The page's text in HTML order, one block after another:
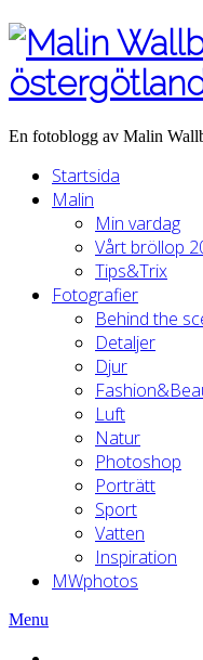
En fotoblogg av Malin
Startsida
Malin
Min vardag
Vårt bröllop
Tips&Trix
Fotografier
Behind the
Detaljer
Djur
Luft
Natur
Photoshop
Porträtt
Sport
Vatten
Inspiration
MWphotos
Menu